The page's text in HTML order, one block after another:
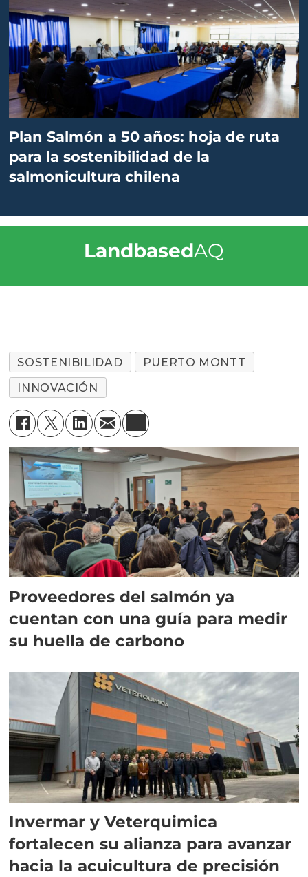
Plan Salmón a 50 años: hoja de ruta
para la sostenibilidad de la
salmonicultura chilena
LandbasedAQ
SOSTENIBILIDAD
PUERTO MONTT
INNOVACIÓN
Proveedores del salmón ya
cuentan con una guía para medir
su huella de carbono
Invermar y Veterquimica
fortalecen su alianza para avanzar
hacia la acuicultura de precisión